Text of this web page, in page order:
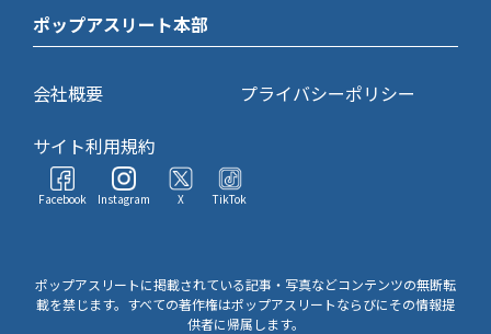
ポップアスリート本部
会社概要
プライバシーポリシー
サイト利用規約
Facebook Instagram X TikTok
ポップアスリートに掲載されている記事・写真などコンテンツの無断転
載を禁じます。すべての著作権はポップアスリートならびにその情報提
供者に帰属します。